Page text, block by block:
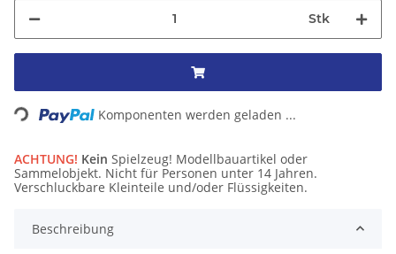
Stk
Loading... Komponenten werden geladen ...
ACHTUNG! Kein Spielzeug! Modellbauartikel oder
Sammelobjekt. Nicht für Personen unter 14 Jahren.
Verschluckbare Kleinteile und/oder Flüssigkeiten.
Beschreibung